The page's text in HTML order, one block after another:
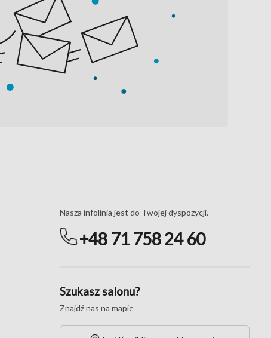
Nasza infolinia jest do Twojej dyspozycji.
+48 71 758 24 60
Szukasz salonu?
Znajdź nas na mapie